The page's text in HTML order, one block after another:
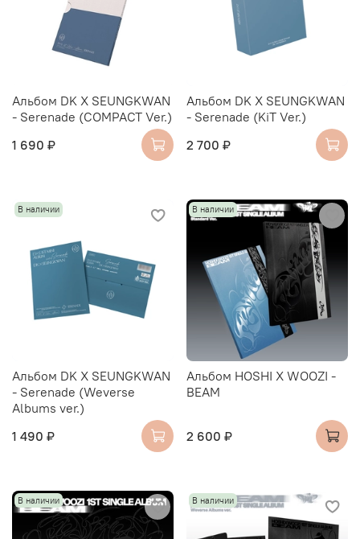
Альбом DK X SEUNGKWAN
- Serenade (COMPACT Ver.)
1 690 ₽
Альбом DK X SEUNGKWAN
- Serenade (KiT Ver.)
2 700 ₽
В наличии
Альбом DK X SEUNGKWAN
- Serenade (Weverse
Albums ver.)
1 490 ₽
В наличии
Альбом HOSHI X WOOZI -
BEAM
2 600 ₽
В наличии В наличии